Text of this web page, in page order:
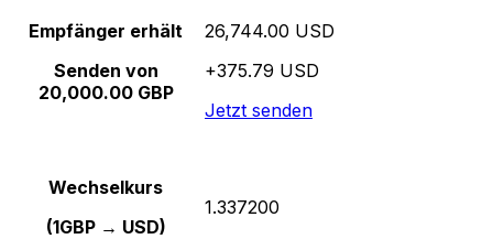
Empfänger erhält
Senden von
20,000.00 GBP
26,744.00 USD
+375.79 USD
Jetzt senden
Wechselkurs
(1GBP → USD)
1.337200